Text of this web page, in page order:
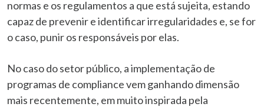
normas e os regulamentos a que está sujeita, estando
capaz de prevenir e identificar irregularidades e, se for
o caso, punir os responsáveis por elas.
No caso do setor público, a implementação de
programas de compliance vem ganhando dimensão
mais recentemente, em muito inspirada pela